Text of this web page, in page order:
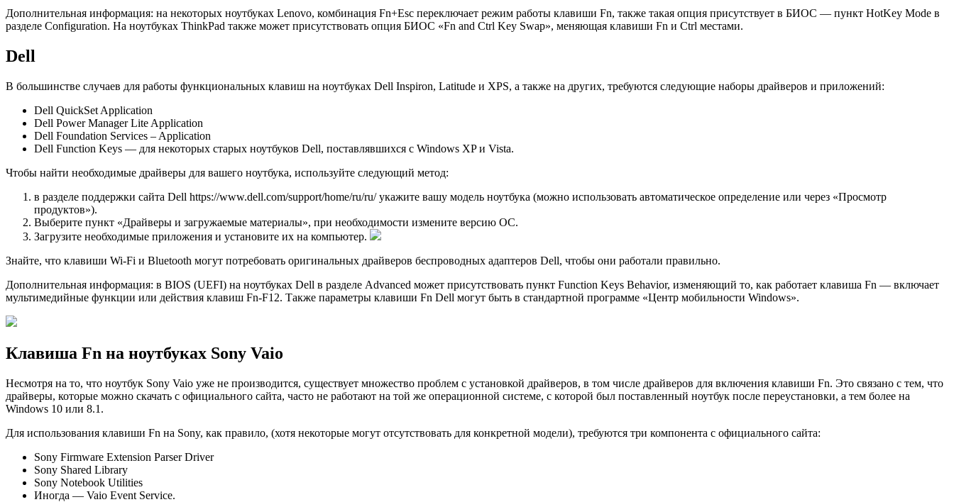
Дополнительная информация: на некоторых ноутбуках Lenovo, комбинация Fn+Esc переключает режим работы клавиши Fn, также такая опция присутствует в БИОС — пункт HotKey Mode в
разделе Configuration. На ноутбуках ThinkPad также может присутствовать опция БИОС «Fn and Ctrl Key Swap», меняющая клавиши Fn и Ctrl местами.
Dell
В большинстве случаев для работы функциональных клавиш на ноутбуках Dell Inspiron, Latitude и XPS, а также на других, требуются следующие наборы драйверов и приложений:
Dell QuickSet Application
Dell Power Manager Lite Application
Dell Foundation Services – Application
Dell Function Keys — для некоторых старых ноутбуков Dell, поставлявшихся с Windows XP и Vista.
Чтобы найти необходимые драйверы для вашего ноутбука, используйте следующий метод:
в разделе поддержки сайта Dell https://www.dell.com/support/home/ru/ru/ укажите вашу модель ноутбука (можно использовать автоматическое определение или через «Просмотр
продуктов»).
Выберите пункт «Драйверы и загружаемые материалы», при необходимости измените версию ОС.
Загрузите необходимые приложения и установите их на компьютер.
Знайте, что клавиши Wi-Fi и Bluetooth могут потребовать оригинальных драйверов беспроводных адаптеров Dell, чтобы они работали правильно.
Дополнительная информация: в BIOS (UEFI) на ноутбуках Dell в разделе Advanced может присутствовать пункт Function Keys Behavior, изменяющий то, как работает клавиша Fn — включает
мультимедийные функции или действия клавиш Fn-F12. Также параметры клавиши Fn Dell могут быть в стандартной программе «Центр мобильности Windows».
Клавиша Fn на ноутбуках Sony Vaio
Несмотря на то, что ноутбук Sony Vaio уже не производится, существует множество проблем с установкой драйверов, в том числе драйверов для включения клавиши Fn. Это связано с тем, что
драйверы, которые можно скачать с официального сайта, часто не работают на той же операционной системе, с которой был поставленный ноутбук после переустановки, а тем более на
Windows 10 или 8.1.
Для использования клавиши Fn на Sony, как правило, (хотя некоторые могут отсутствовать для конкретной модели), требуются три компонента с официального сайта:
Sony Firmware Extension Parser Driver
Sony Shared Library
Sony Notebook Utilities
Иногда — Vaio Event Service.